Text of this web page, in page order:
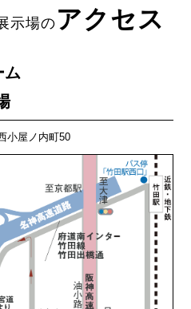
示場の アクセス
ム
小屋ノ内町50